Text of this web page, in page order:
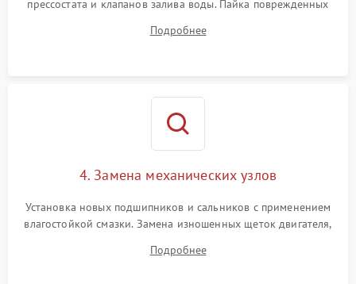
прессостата и клапанов залива воды. Пайка поврежденных
Восстановление целостности проводки и контактов.
Подробнее
4. Замена механических узлов
Установка новых подшипников и сальников с применением
влагостойкой смазки. Замена изношенных щеток двигателя,
или поврежденной резиновой манжеты.
Подробнее